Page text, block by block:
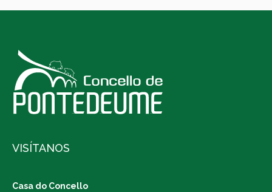
VISÍTANOS
Casa do Concello